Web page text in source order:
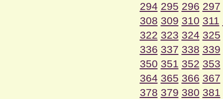
294 295 296 297
308 309 310 311
322 323 324 325
336 337 338 339
350 351 352 353
364 365 366 367
378 379 380 381